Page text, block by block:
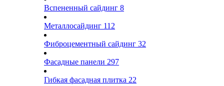
Вспененный сайдинг 8
Металлосайдинг 112
Фиброцементный сайдинг 32
Фасадные панели 297
Гибкая фасадная плитка 22